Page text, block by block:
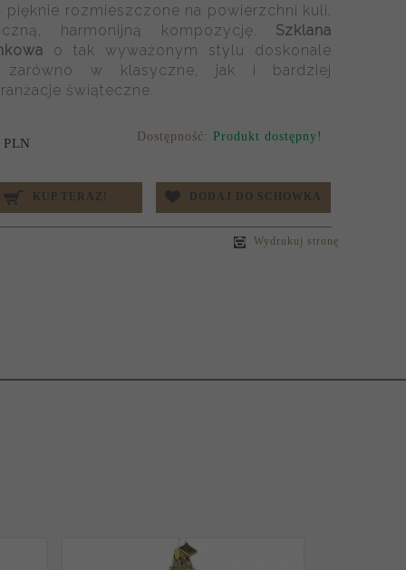
pięknie rozmieszczone na powierzchni kuli,
harmonijną kompozycję. Szklana
o tak wyważonym stylu doskonale
zarówno w klasyczne, jak i bardziej
świąteczne.
PLN Dostępność:Produkt dostępny!
KUP TERAZ! DODAJ DO SCHOWKA
Wydrukuj stronę